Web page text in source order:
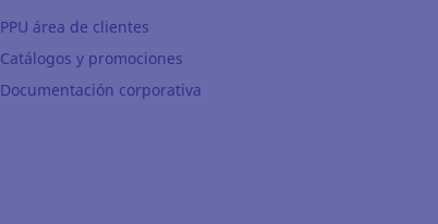
PPU área de clientes
Catálogos y promociones
Documentación corporativa